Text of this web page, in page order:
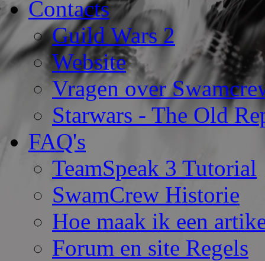
Contacts
Guild Wars 2
Website
Vragen over
Starwars - The Old
FAQ's
TeamSpeak 3 Tutorial
SwamCrew Historie
Hoe maak ik een
Forum en site Regels